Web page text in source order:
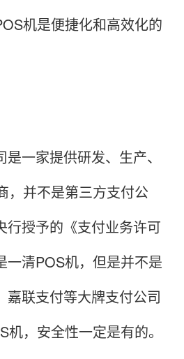
机是便捷化和高效化的
一家提供研发、生产、
，并不是第三方支付公
行授予的《支付业务许可
一清POS机，但是并不是
嘉联支付等大牌支付公司
，安全性一定是有的。